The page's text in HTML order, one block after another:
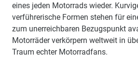
eines jeden Motorrads wieder.
verführerische Formen stehen für
zum unerreichbaren Bezugspunkt
Motorräder verkörpern weltweit in
Traum echter Motorradfans.